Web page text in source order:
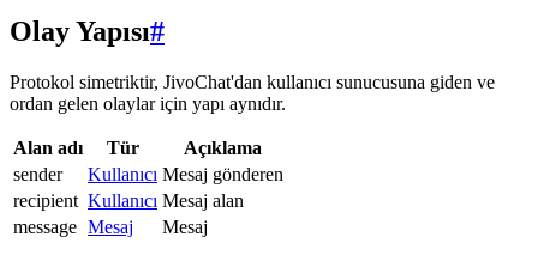
Olay Yapısı#
Protokol simetriktir, JivoChat'dan kullanıcı sunucusuna giden ve
ordan gelen olaylar için yapı aynıdır.
Alan adı Tür
Açıklama
sender
Kullanıcı Mesaj gönderen
recipient Kullanıcı Mesaj alan
message Mesaj Mesaj